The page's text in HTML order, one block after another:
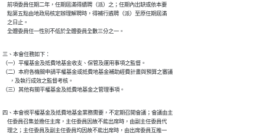
    前項委員任期二年，任期屆滿得續聘（派）之；任期內出缺或依本要
    點第五點由地政局核定辦理解聘時，得補行遴聘（派）至原任期屆滿
    之日止。
    全體委員任一性別不低於全體委員全數三分之一。
三、本會任務如下：
（一）平權基金及抵費地基金收支、保管及運用事項之監督。
（二）本府各機關申請平權基金或抵費地基金補助經費計畫與預算之審議
      ，及執行成效之監督考核。
（三）其他有關平權基金及抵費地基金之管理事項。
四、本會視平權基金及抵費地基金業務需要，不定期召開會議；會議由主
    任委員召集並擔任主席，主任委員因故不能出席時，由副主任委員代
    理之；主任委員及副主任委員均因故不能出席時，由出席委員互推一